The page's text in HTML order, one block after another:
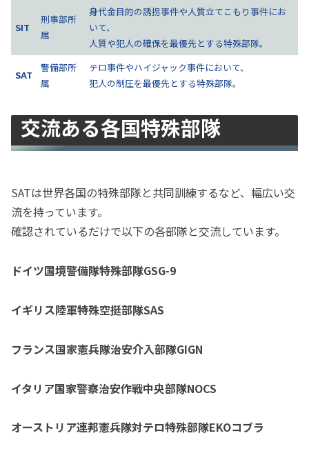
SIT
刑事部所
属
身代金目的の誘拐事件や人質立てこもり事件にお
いて、
人質や犯人の確保を最優先とする特殊部隊。
SAT
警備部所
属
テロ事件やハイジャック事件において、
犯人の制圧を最優先とする特殊部隊。
交流ある各国特殊部隊
SATは世界各国の特殊部隊と共同訓練するなど、幅広い交
流を持っています。
確認されているだけで以下の各部隊と交流しています。
ドイツ国境警備隊特殊部隊GSG-9
イギリス陸軍特殊空挺部隊SAS
フランス国家憲兵隊治安介入部隊GIGN
イタリア国家警察治安作戦中央部隊NOCS
オーストリア連邦憲兵隊対テロ特殊部隊EKOコブラ